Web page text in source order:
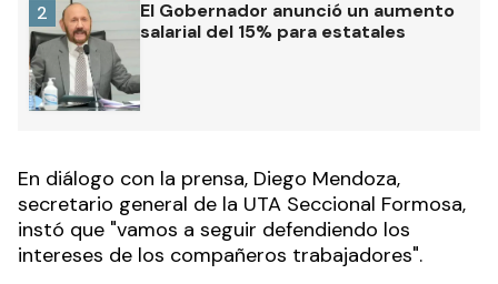
El Gobernador anunció un aumento
salarial del 15% para estatales
2
En diálogo con la prensa, Diego Mendoza,
secretario general de la UTA Seccional Formosa,
instó que "vamos a seguir defendiendo los
intereses de los compañeros trabajadores".